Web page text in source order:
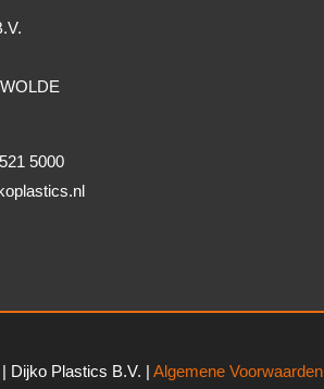
5000
Dijko Plastics B.V. | Algemene Voorwaarden